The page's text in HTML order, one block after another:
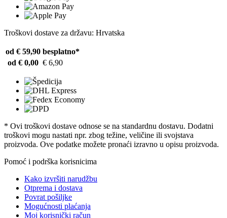
Troškovi dostave za državu: Hrvatska
od € 59,90 besplatno*
od € 0,00 € 6,90
* Ovi troškovi dostave odnose se na standardnu ​​dostavu. Dodatni
troškovi mogu nastati npr. zbog težine, veličine ili svojstava
proizvoda. Ove podatke možete pronaći izravno u opisu proizvoda.
Pomoć i podrška korisnicima
Kako izvršiti narudžbu
Otprema i dostava
Povrat pošiljke
Mogućnosti plaćanja
Moj korisnički račun